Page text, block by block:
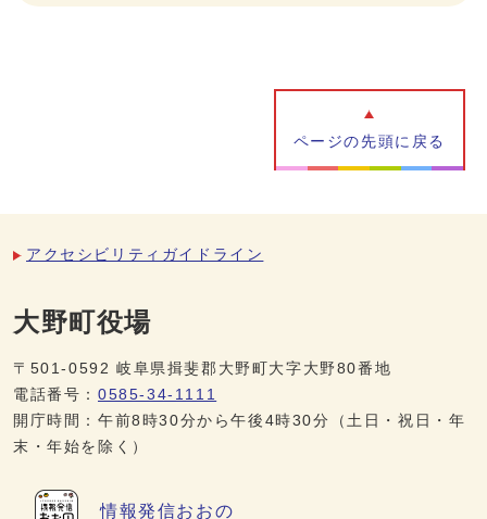
ページの先頭に戻る
アクセシビリティガイドライン
大野町役場
〒501-0592 岐阜県揖斐郡大野町大字大野80番地
電話番号： 0585-34-1111
開庁時間：午前8時30分から午後4時30分（土日・祝日・年
末・年始を除く）
情報発信おおの